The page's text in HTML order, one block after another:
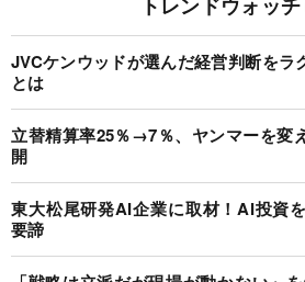
JVCケンウッドが選んだ経営判断をラ
とは
立替精算率25％→7％、ヤンマーを変
開
東大松尾研発AI企業に取材！AI投資
要諦